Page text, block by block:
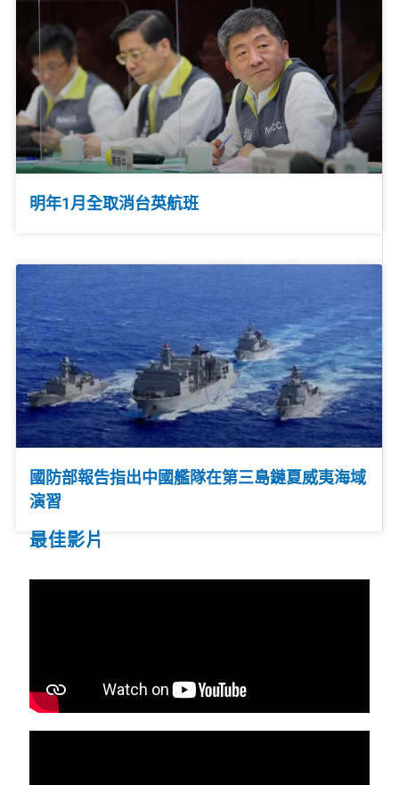
明年1月全取消台英航班
國防部報告指出中國艦隊在第三島鏈夏威夷海域
演習
最佳影片